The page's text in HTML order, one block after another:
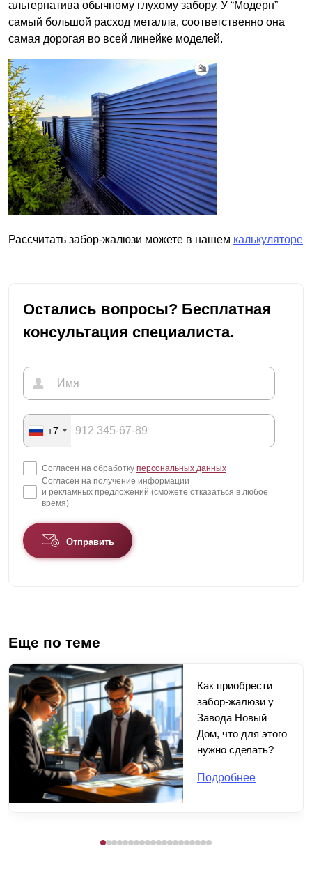
альтернатива обычному глухому забору. У “Модерн”
самый большой расход металла, соответственно она
самая дорогая во всей линейке моделей.
Рассчитать забор-жалюзи можете в нашем калькуляторе
Остались вопросы? Бесплатная
консультация специалиста.
+7
Согласен на обработку персональных данных
Согласен на получение информации
и рекламных предложений (сможете отказаться в любое
время)
Отправить
Еще по теме
Как приобрести
забор-жалюзи у
Завода Новый
Дом, что для этого
нужно сделать?
Подробнее